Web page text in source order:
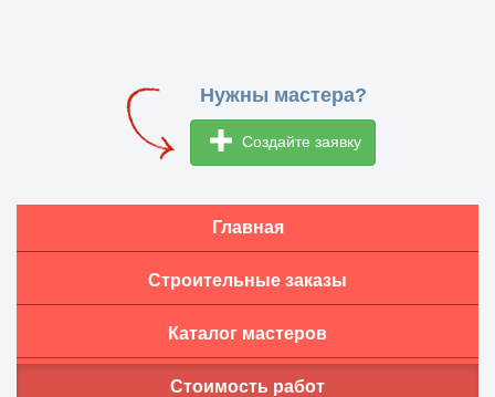
Нужны мастера?
Создайте заявку
Главная
Строительные заказы
Каталог мастеров
Стоимость работ